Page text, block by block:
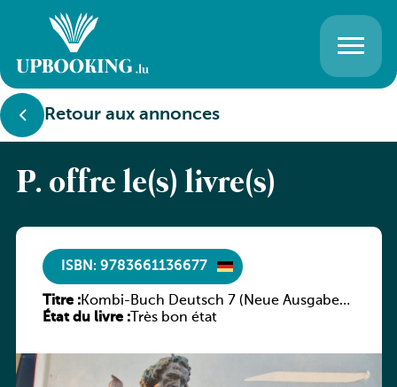
Retour aux annonces
P. offre le(s) livre(s)
ISBN: 9783661136677
Titre :Kombi-Buch Deutsch 7 (Neue Ausgabe
Luxemburg)
État du livre :Très bon état